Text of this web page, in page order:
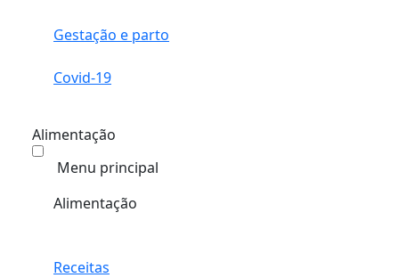
Gestação e parto
Covid-19
Alimentação
Menu principal
Alimentação
Receitas